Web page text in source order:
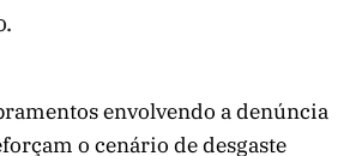
envolvendo a denúncia
o cenário de desgaste